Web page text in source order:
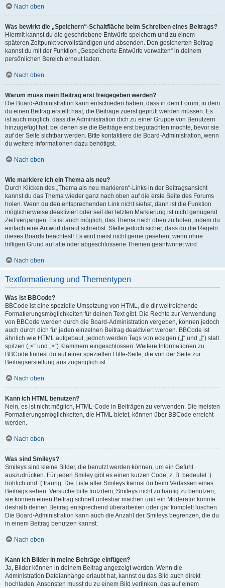
Nach oben
Was bewirkt die „Speichern“-Schaltfläche beim Schreiben eines Beitrags?
Hiermit kannst du die geschriebene Entwürfe speichern und zu einem
späteren Zeitpunkt vervollständigen und absenden. Den gesicherten Beitrag
kannst du mit der Funktion „Gespeicherte Entwürfe verwalten“ in deinem
persönlichen Bereich erneut laden.
Nach oben
Warum muss mein Beitrag erst freigegeben werden?
Die Board-Administration kann entschieden haben, dass in dem Forum, in dem
du einen Beitrag erstellt hast, die Beiträge zuerst geprüft werden müssen. Es
ist auch möglich, dass die Administration dich zu einer Gruppe von Benutzern
hinzugefügt hat, bei denen sie die Beiträge erst begutachten möchte, bevor sie
auf der Seite sichtbar werden. Bitte kontaktiere die Board-Administration, wenn
du weitere Informationen dazu benötigst.
Nach oben
Wie markiere ich ein Thema als neu?
Durch Klicken des „Thema als neu markieren“-Links in der Beitragsansicht
kannst du das Thema wieder ganz nach oben auf die erste Seite des Forums
holen. Wenn du den entsprechenden Link nicht siehst, dann ist die Funktion
möglicherweise deaktiviert oder seit der letzten Markierung ist nicht genügend
Zeit vergangen. Es ist auch möglich, das Thema nach oben zu holen, indem du
einfach eine Antwort darauf schreibst. Stelle jedoch sicher, dass du die Regeln
dieses Boards beachtest! Es wird meist nicht gerne gesehen, wenn ohne
triftigen Grund auf alte oder abgeschlossene Themen geantwortet wird.
Nach oben
Textformatierung und Thementypen
Was ist BBCode?
BBCode ist eine spezielle Umsetzung von HTML, die dir weitreichende
Formatierungsmöglichkeiten für deinen Text gibt. Die Rechte zur Verwendung
von BBCode werden durch die Board-Administration vergeben, können jedoch
auch durch dich für jeden einzelnen Beitrag deaktiviert werden. BBCode ist
ähnlich wie HTML aufgebaut, jedoch werden Tags von eckigen („[“ und „]“) statt
spitzen („<“ und „>“) Klammern eingeschlossen. Weitere Informationen zu
BBCode findest du auf einer speziellen Hilfe-Seite, die von der Seite zur
Beitragserstellung aus zugänglich ist.
Nach oben
Kann ich HTML benutzen?
Nein, es ist nicht möglich, HTML-Code in Beiträgen zu verwenden. Die meisten
Formatierungsmöglichkeiten, die HTML bietet, können über BBCode erreicht
werden.
Nach oben
Was sind Smileys?
Smileys sind kleine Bilder, die benutzt werden können, um ein Gefühl
auszudrücken. Für jeden Smiley gibt es einen kurzen Code, z. B. bedeutet :)
fröhlich und :( traurig. Die Liste aller Smileys kannst du beim Verfassen eines
Beitrags sehen. Versuche bitte trotzdem, Smileys nicht zu häufig zu benutzen,
sie können einen Beitrag schnell unlesbar machen und ein Moderator könnte
deshalb deinen Beitrag entsprechend überarbeiten oder gar komplett löschen.
Die Board-Administration kann auch die Anzahl der Smileys begrenzen, die du
in einem Beitrag benutzen kannst.
Nach oben
Kann ich Bilder in meine Beiträge einfügen?
Ja, Bilder können in deinem Beitrag angezeigt werden. Wenn die
Administration Dateianhänge erlaubt hat, kannst du das Bild auch direkt
hochladen. Ansonsten musst du zu einem Bild verlinken, das auf einem